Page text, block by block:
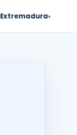
Extremadura▾